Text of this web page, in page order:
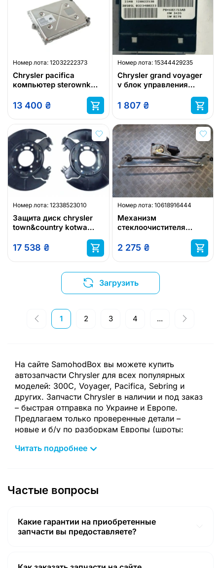
Номер лота: 12032222373
Chrysler pacifica
компьютер sterownk
13 400 ₴
Номер лота: 15344429235
Chrysler grand voyager
v блок управления
номер p04602753ab
1 807 ₴
Номер лота: 12338523010
Защита диск chrysler
town&country kotwa
17 538 ₴
Номер лота: 10618916444
Механизм
стеклоочистителя
2 275 ₴
Загрузить
1 2 3 4 ...
На сайте SamohodBox вы можете купить
автозапчасти Chrysler для всех популярных
моделей: 300C, Voyager, Pacifica, Sebring и
других. Запчасти Chrysler в наличии и под заказ
– быстрая отправка по Украине и Европе.
Предлагаем только проверенные детали –
новые и б/у по разборкам Европы (шроты:
оборудование
блоки управления ECU, ABS, электроника
кузовные детали (двери, крылья, бамперы,
оптика (фары, стопы, LED, ксенон)
Читать подробнее
Частые вопросы
Какие гарантии на приобретенные
запчасти вы предоставляете?
момента покупки в Польше! Включая доставку из